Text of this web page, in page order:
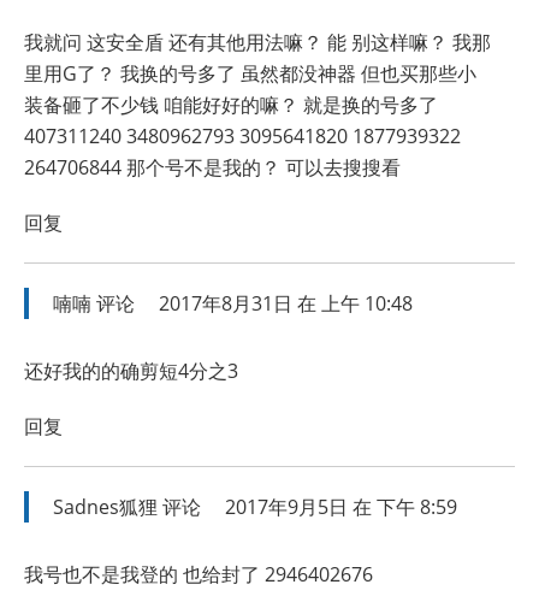
我就问 这安全盾 还有其他用法嘛？ 能 别这样嘛？ 我那
里用G了？ 我换的号多了 虽然都没神器 但也买那些小
装备砸了不少钱 咱能好好的嘛？ 就是换的号多了
407311240 3480962793 3095641820 1877939322
264706844 那个号不是我的？ 可以去搜搜看
回复
喃喃 评论 2017年8月31日 在 上午 10:48
还好我的的确剪短4分之3
回复
Sadnes狐狸 评论 2017年9月5日 在 下午 8:59
我号也不是我登的 也给封了 2946402676